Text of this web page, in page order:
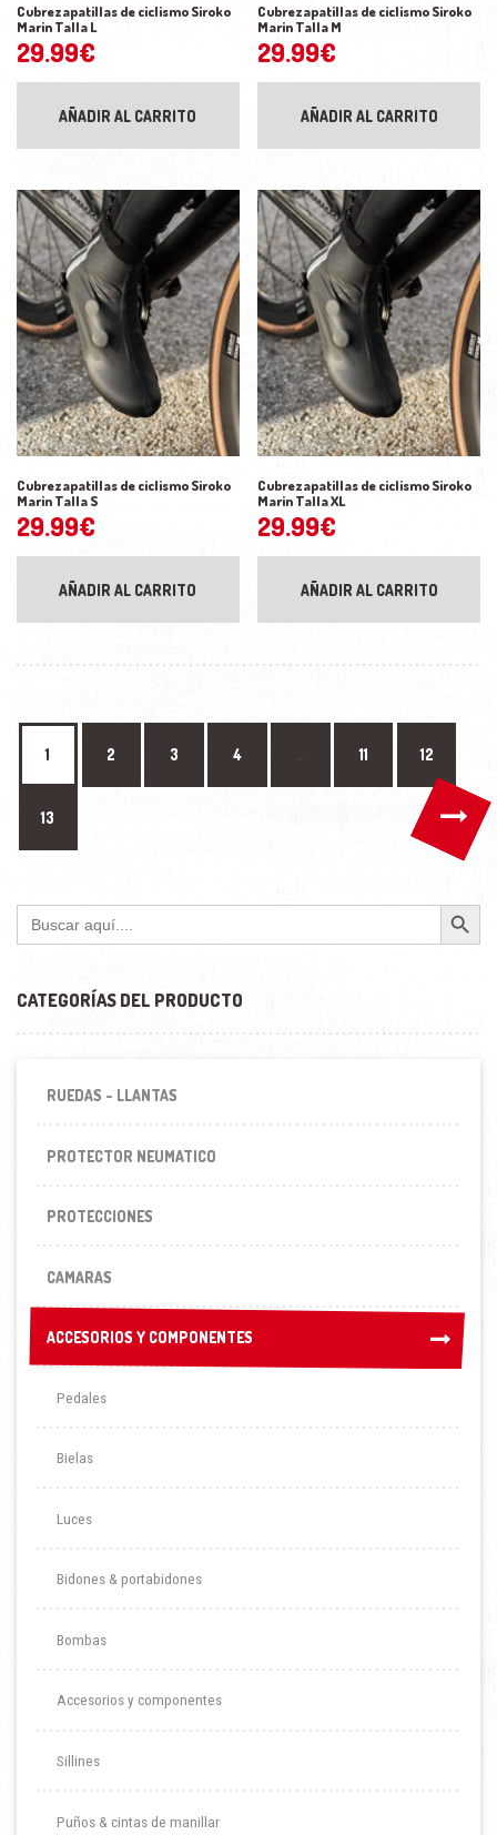
Cubrezapatillas de ciclismo Siroko
Marin Talla L
29.99€
AÑADIR AL CARRITO
Cubrezapatillas de ciclismo Siroko
Marin Talla M
29.99€
AÑADIR AL CARRITO
Cubrezapatillas de ciclismo Siroko
Marin Talla S
29.99€
AÑADIR AL CARRITO
Cubrezapatillas de ciclismo Siroko
Marin Talla XL
29.99€
AÑADIR AL CARRITO
1 2 3 4 11 12
13 →
Buscar: Botón de búsqueda
CATEGORÍAS DEL PRODUCTO
RUEDAS - LLANTAS
PROTECTOR NEUMATICO
PROTECCIONES
CAMARAS
ACCESORIOS Y COMPONENTES
ACCESORIOS Y COMPONENTES
Pedales
Bielas
Luces
Bidones & portabidones
Bombas
Accesorios y componentes
Sillines
Puños & cintas de manillar